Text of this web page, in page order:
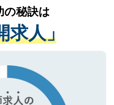
扱いについての厳密な
事業者のみに付与され
ークを取得済みです。
てもご安心ください。
医療機関の状況や紹介
、適切なアドバイスを
。すぐにご転職をされ
なサポートが可能です
ください。
の秘訣は
求人」